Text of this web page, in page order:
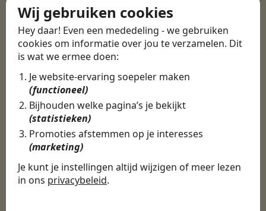
Wij gebruiken cookies
Hey daar! Even een mededeling - we gebruiken
cookies om informatie over jou te verzamelen. Dit
is wat we ermee doen:
Je website-ervaring soepeler maken
(functioneel)
Bijhouden welke pagina’s je bekijkt
(statistieken)
Promoties afstemmen op je interesses
(marketing)
Je kunt je instellingen altijd wijzigen of meer lezen
in ons privacybeleid.
Certinia Consultant